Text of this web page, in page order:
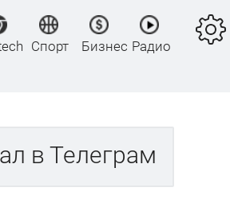
Спорт Бизнес Радио
в Телеграм